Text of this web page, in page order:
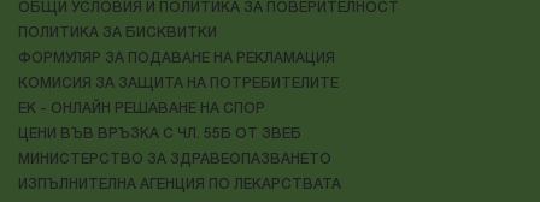
ОБЩИ УСЛОВИЯ И ПОЛИТИКА ЗА ПОВЕРИТЕЛНОСТ
ПОЛИТИКА ЗА БИСКВИТКИ
ФОРМУЛЯР ЗА ПОДАВАНЕ НА РЕКЛАМАЦИЯ
КОМИСИЯ ЗА ЗАЩИТА НА ПОТРЕБИТЕЛИТЕ
ЕК - ОНЛАЙН РЕШАВАНЕ НА СПОР
ЦЕНИ ВЪВ ВРЪЗКА С ЧЛ. 55Б ОТ ЗВЕБ
МИНИСТЕРСТВО ЗА ЗДРАВЕОПАЗВАНЕТО
ИЗПЪЛНИТЕЛНА АГЕНЦИЯ ПО ЛЕКАРСТВАТА